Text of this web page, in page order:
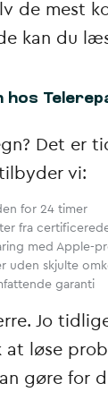
de mest
kan du
hos
Det er
vi:
for 24 timer
fra
med Apple-
uden skjulte
garanti
Jo
løse
gøre for